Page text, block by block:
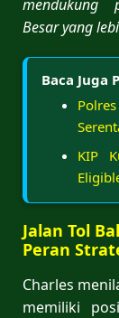
mendukung
Besar yang
Baca Juga
KIP
Jalan Tol
Peran
Charles
memiliki